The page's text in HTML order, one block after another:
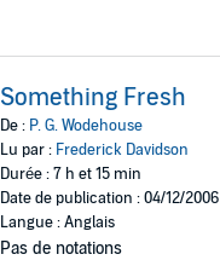
Something Fresh
De : P. G. Wodehouse
Lu par : Frederick Davidson
Durée : 7 h et 15 min
Date de publication : 04/12/2006
Langue : Anglais
Pas de notations